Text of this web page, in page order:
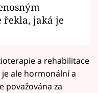
řekla, jaká je
a rehabilitace
ale hormonální a
považována za